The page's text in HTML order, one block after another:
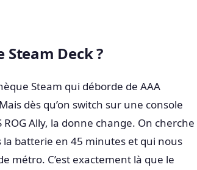
Steam Deck ?
Steam qui déborde de AAA
dès qu’on switch sur une console
ROG Ally, la donne change. On cherche
batterie en 45 minutes et qui nous
métro. C’est exactement là que le